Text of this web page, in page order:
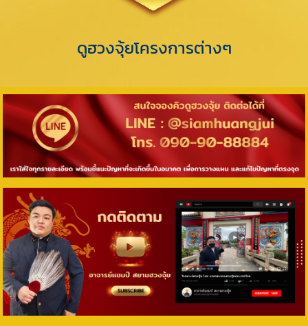
ดูฮวงจุ้ยโครงการต่างๆ